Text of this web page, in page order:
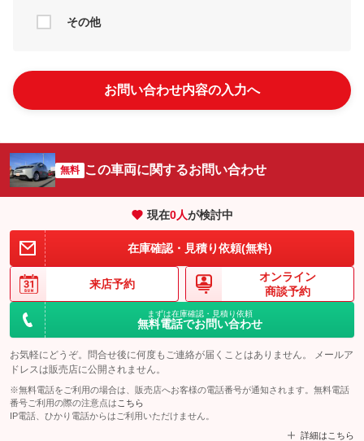
その他
お問い合わせ内容の入力へ
無料 この車両に関するお問い合わせ
現在0人が検討中
在庫確認・見積り依頼(無料)
来店予約
オンライン
商談予約
まずは在庫確認・見積り依頼
無料電話でお問い合わせ
お気軽にどうぞ。問合せ後に何度もご連絡が届くことはありません。 メールア
ドレスは販売店に公開されません。
※無料電話をご利用の場合は、販売店へお客様の電話番号が通知されます。無料電話
番号ご利用の際の注意点は こちら
IP電話、ひかり電話からはご利用いただけません。
詳細はこちら